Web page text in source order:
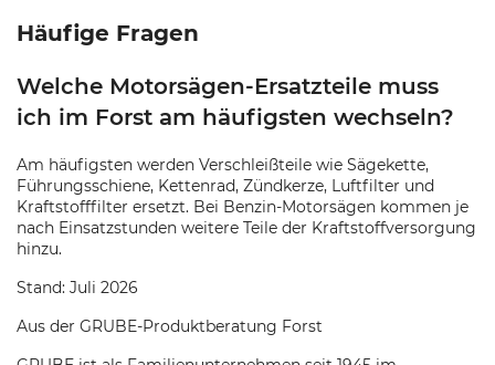
Häufige Fragen
Welche Motorsägen-Ersatzteile muss
ich im Forst am häufigsten wechseln?
Am häufigsten werden Verschleißteile wie Sägekette,
Führungsschiene, Kettenrad, Zündkerze, Luftfilter und
Kraftstofffilter ersetzt. Bei Benzin-Motorsägen kommen je
nach Einsatzstunden weitere Teile der Kraftstoffversorgung
hinzu.
Stand: Juli 2026
Aus der GRUBE-Produktberatung Forst